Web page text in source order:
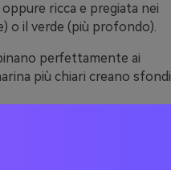
ricca e pregiata nei
o il verde (più profondo).
perfettamente ai
più chiari creano sfondi